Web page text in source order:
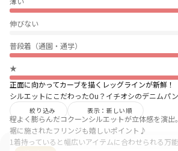
伸びない
普段着（通園・通学）
★
絞り込み 表示：新しい順
正面に向かってカーブを描くレッグラインが新鮮！
シルエットにこだわったOu？イチオシのデニムパン
程よく膨らんだコクーンシルエットが立体感を演出。
裾に施されたフリンジも嬉しいポイント♪
1着持っていると幅広いアイテムに合わせられる万能